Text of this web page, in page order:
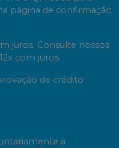
página de confirmação
juros. Consulte nossos
com juros.
de crédito
a